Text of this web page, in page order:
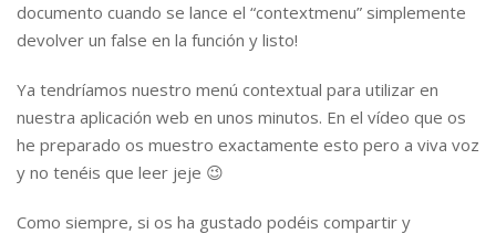
documento cuando se lance el “contextmenu” simplemente
devolver un false en la función y listo!
Ya tendríamos nuestro menú contextual para utilizar en
nuestra aplicación web en unos minutos. En el vídeo que os
he preparado os muestro exactamente esto pero a viva voz
y no tenéis que leer jeje 😉
Como siempre, si os ha gustado podéis compartir y